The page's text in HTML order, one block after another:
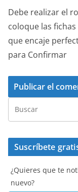
Debe realizar el
coloque las
que encaje
para Confirmar
Suscríbete
¿Quieres que te
nuevo?